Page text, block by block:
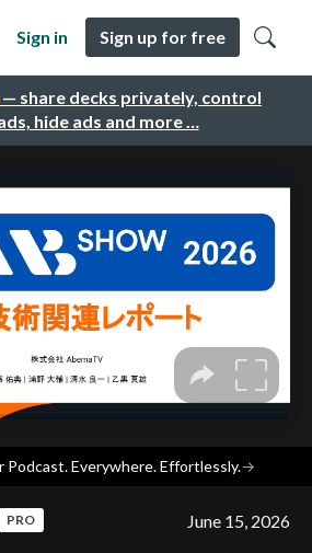
— share decks privately, control
hide ads and more …
Sign in Sign up for free
Podcast. Everywhere. Effortlessly.→
PRO June 15, 2026